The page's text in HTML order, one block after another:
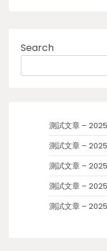
Search
測試文章 –
測試文章 –
測試文章 –
測試文章 –
測試文章 –